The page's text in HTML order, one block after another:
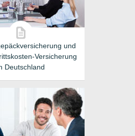
und
Versicherung
Deutschland